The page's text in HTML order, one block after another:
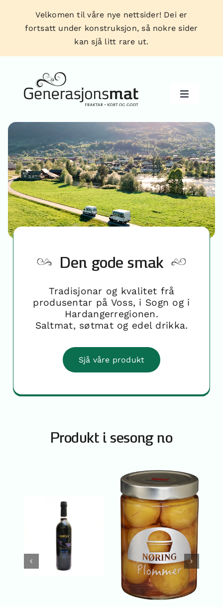
content
Velkomen til våre nye nettsider! Dei er
fortsatt under konstruksjon, så nokre sider
kan sjå litt rare ut.
Toggle
Produkt
Forhandlarar
Tips & triks
Den gode smak
Tradisjonar og kvalitet frå
produsentar på Voss, i Sogn og i
Hardangerregionen.
Saltmat, søtmat og edel drikka.
Sjå våre produkt
Produkt i sesong no